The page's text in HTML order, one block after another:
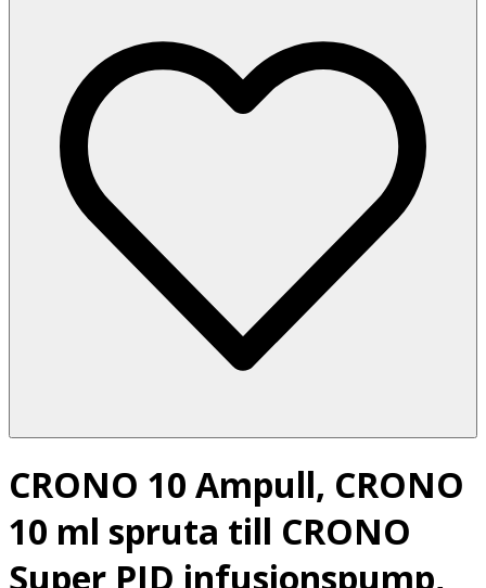
CRONO 10 Ampull, CRONO
10 ml spruta till CRONO
Super PID infusionspump,